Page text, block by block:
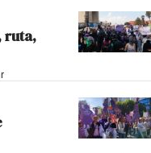
ú
s
q
u
a
ruta,